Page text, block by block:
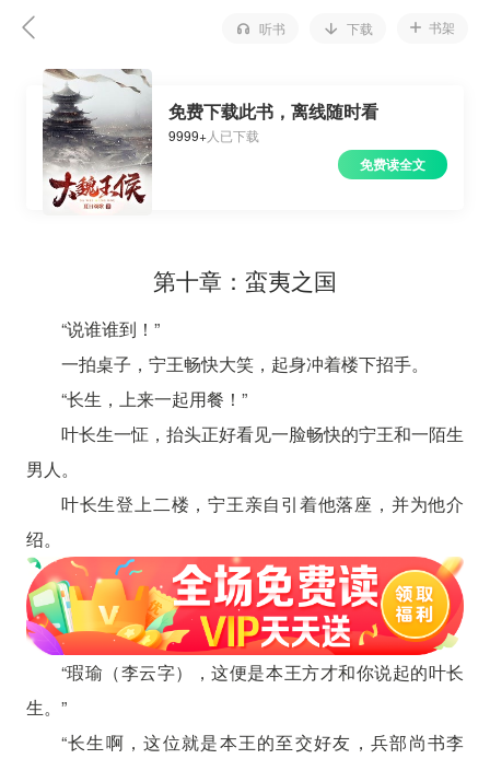
听书 下载 书架
免费下载此书，离线随时看
9999+人已下载
免费读全文
第十章：蛮夷之国
“说谁谁到！”
一拍桌子，宁王畅快大笑，起身冲着楼下招手。
“长生，上来一起用餐！”
叶长生一怔，抬头正好看见一脸畅快的宁王和一陌生
男人。
叶长生登上二楼，宁王亲自引着他落座，并为他介
绍。
“瑕瑜（李云字），这便是本王方才和你说起的叶长
生。”
“长生啊，这位就是本王的至交好友，兵部尚书李